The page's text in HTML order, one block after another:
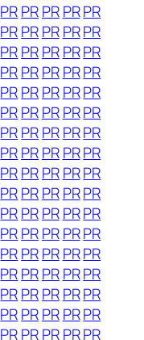
PRPRPR PRPR
PRPRPR PRPR
PRPRPR PRPR
PRPRPR PRPR
PRPRPR PRPR
PRPRPR PRPR
PRPRPR PRPR
PRPRPR PRPR
PRPRPR PRPR
PRPRPR PRPR
PRPRPR PRPR
PRPRPR PRPR
PRPRPR PRPR
PRPRPR PRPR
PRPRPR PRPR
PRPRPR PRPR
PRPRPR PRPR